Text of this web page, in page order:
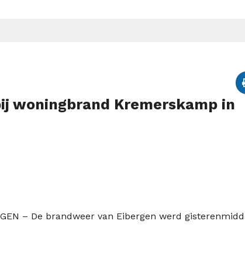
woningbrand Kremerskamp in
– De brandweer van Eibergen werd